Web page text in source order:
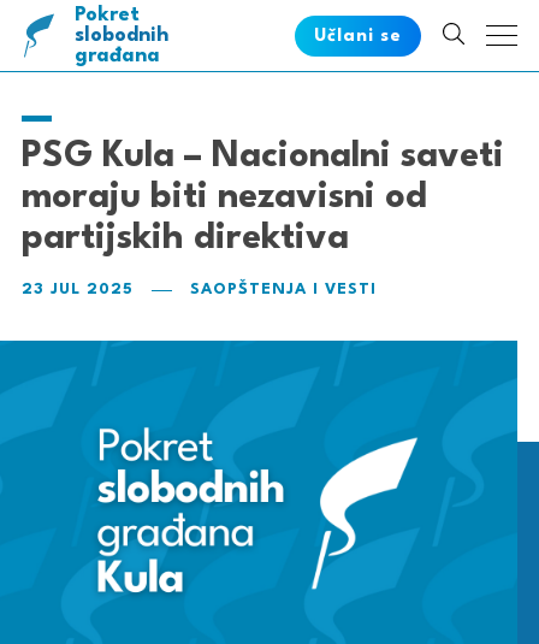
Pokret
pametnih
slobodnih
građana
Učlani se
PSG Kula – Nacionalni saveti
moraju biti nezavisni od
partijskih direktiva
23 JUL 2025 SAOPŠTENJA I VESTI